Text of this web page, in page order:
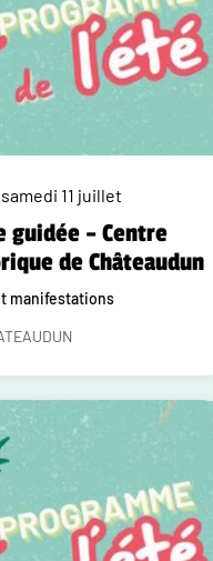
11 juillet
guidée – Centre
de Châteaudun
manifestations